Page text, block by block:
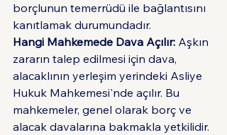
borçlunun temerrüdü ile bağlantısını
kanıtlamak durumundadır.
Hangi Mahkemede Dava Açılır: Aşkın
zararın talep edilmesi için dava,
alacaklının yerleşim yerindeki Asliye
Hukuk Mahkemesi'nde açılır. Bu
mahkemeler, genel olarak borç ve
alacak davalarına bakmakla yetkilidir.